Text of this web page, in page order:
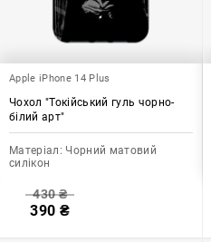
Apple iPhone 14 Plus
Чохол "Токійський гуль чорно-
білий арт"
Матеріал: Чорний матовий
силікон
430₴
390 ₴